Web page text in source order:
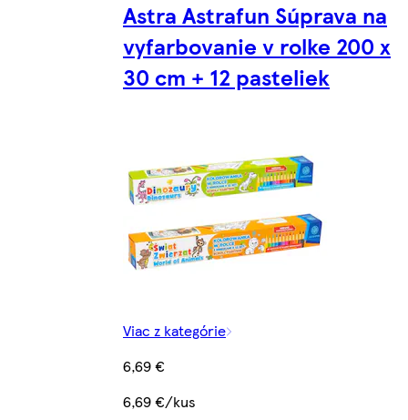
Astra Astrafun Súprava na
vyfarbovanie v rolke 200 x
30 cm + 12 pasteliek
Viac z kategórie
6,69 €
6,69 €/kus